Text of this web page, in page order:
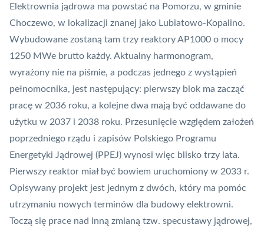
Elektrownia jądrowa ma powstać na Pomorzu, w gminie
Choczewo, w lokalizacji znanej jako Lubiatowo-Kopalino.
Wybudowane zostaną tam trzy reaktory AP1000 o mocy
1250 MWe brutto każdy. Aktualny harmonogram,
wyrażony nie na piśmie, a podczas jednego z wystąpień
pełnomocnika, jest następujący: pierwszy blok ma zacząć
pracę w 2036 roku, a kolejne dwa mają być oddawane do
użytku w 2037 i 2038 roku. Przesunięcie względem założeń
poprzedniego rządu i zapisów Polskiego Programu
Energetyki Jądrowej (PPEJ) wynosi więc blisko trzy lata.
Pierwszy reaktor miał być bowiem uruchomiony w 2033 r.
Opisywany projekt jest jednym z dwóch, który ma pomóc
utrzymaniu nowych terminów dla budowy elektrowni.
Toczą się prace nad inną zmianą tzw. specustawy jądrowej,